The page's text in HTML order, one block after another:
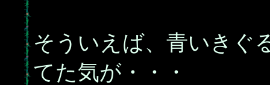
そういえば、青いきぐ
てた気が・・・